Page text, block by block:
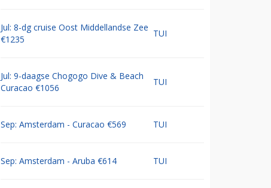
Jul: 8-dg cruise Oost Middellandse Zee
€1235
TUI
Jul: 9-daagse Chogogo Dive & Beach
Curacao €1056
TUI
Sep: Amsterdam - Curacao €569 TUI
Sep: Amsterdam - Aruba €614 TUI